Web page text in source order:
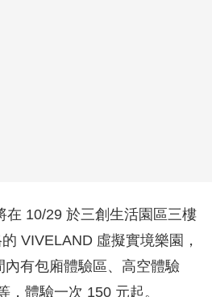
在 10/29 於三創生活園區三樓
VIVELAND 虛擬實境樂園，
有包廂體驗區、高空體驗
，體驗一次 150 元起。